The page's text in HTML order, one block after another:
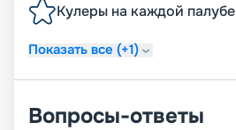
Кулеры на каждой палубе
Показать все (+1)
Вопросы-ответы